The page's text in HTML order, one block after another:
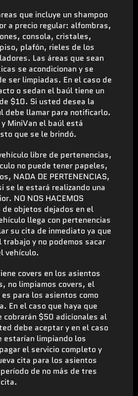
que incluye un shampoo
a precio regular: alfombras,
consola, cristales,
plafón, rieles de los
Las áreas que sean
se acondicionan y se
ser limpiadas. En el caso de
o sedan el baúl tiene un
$10. Si usted desea la
debe llamar para notificarlo.
y MiniVan el baúl está
que se le brindó.
libre de pertenencias,
no puede tener papeles,
NADA DE PERTENENCIAS,
se le estará realizando una
NO NOS HACEMOS
de objetos dejados en el
llega con pertenencias
su cita de inmediato ya que
y no podemos sacar
vehículo.
covers en los asientos
no limpiamos covers, el
para los asientos como
En el caso que haya que
cobrarán $50 adicionales al
debe aceptar y en el caso
estarían limpiando los
el servicio completo y
cita para los asientos
de no más de tres